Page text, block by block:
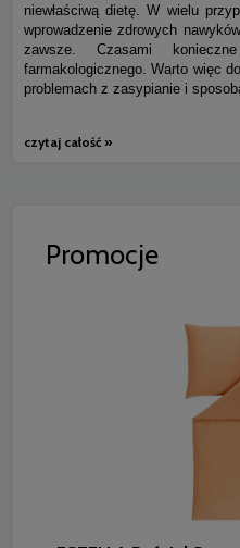
niewłaściwą dietę. W wielu
wprowadzenie zdrowych
zawsze. Czasami
farmakologicznego. Warto więc
problemach z zasypianie i
czytaj całość »
Promocje